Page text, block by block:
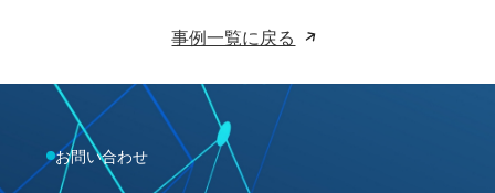
事例一覧に戻る
お問い合わせ